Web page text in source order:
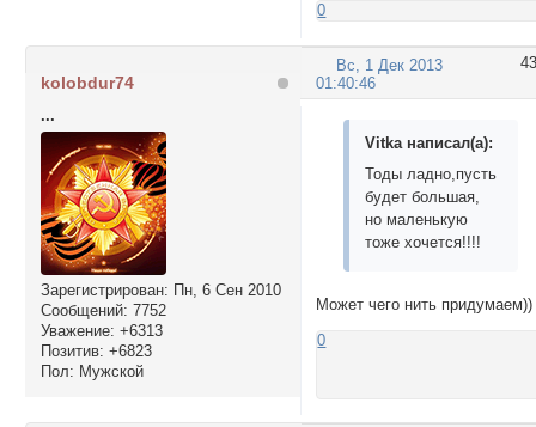
0
43
Вс, 1 Дек 2013
01:40:46
kolobdur74
...
Зарегистрирован: Пн, 6 Сен 2010
Сообщений: 7752
Уважение: +6313
Позитив: +6823
Пол: Мужской
Vitka написал(а):
Тоды ладно,пусть
будет большая,
но маленькую
тоже хочется!!!!
Может чего нить придумаем))
0